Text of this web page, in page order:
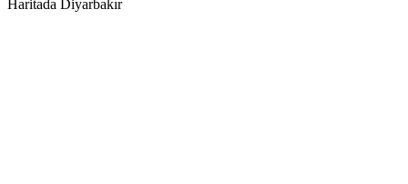
Haritada Diyarbakır